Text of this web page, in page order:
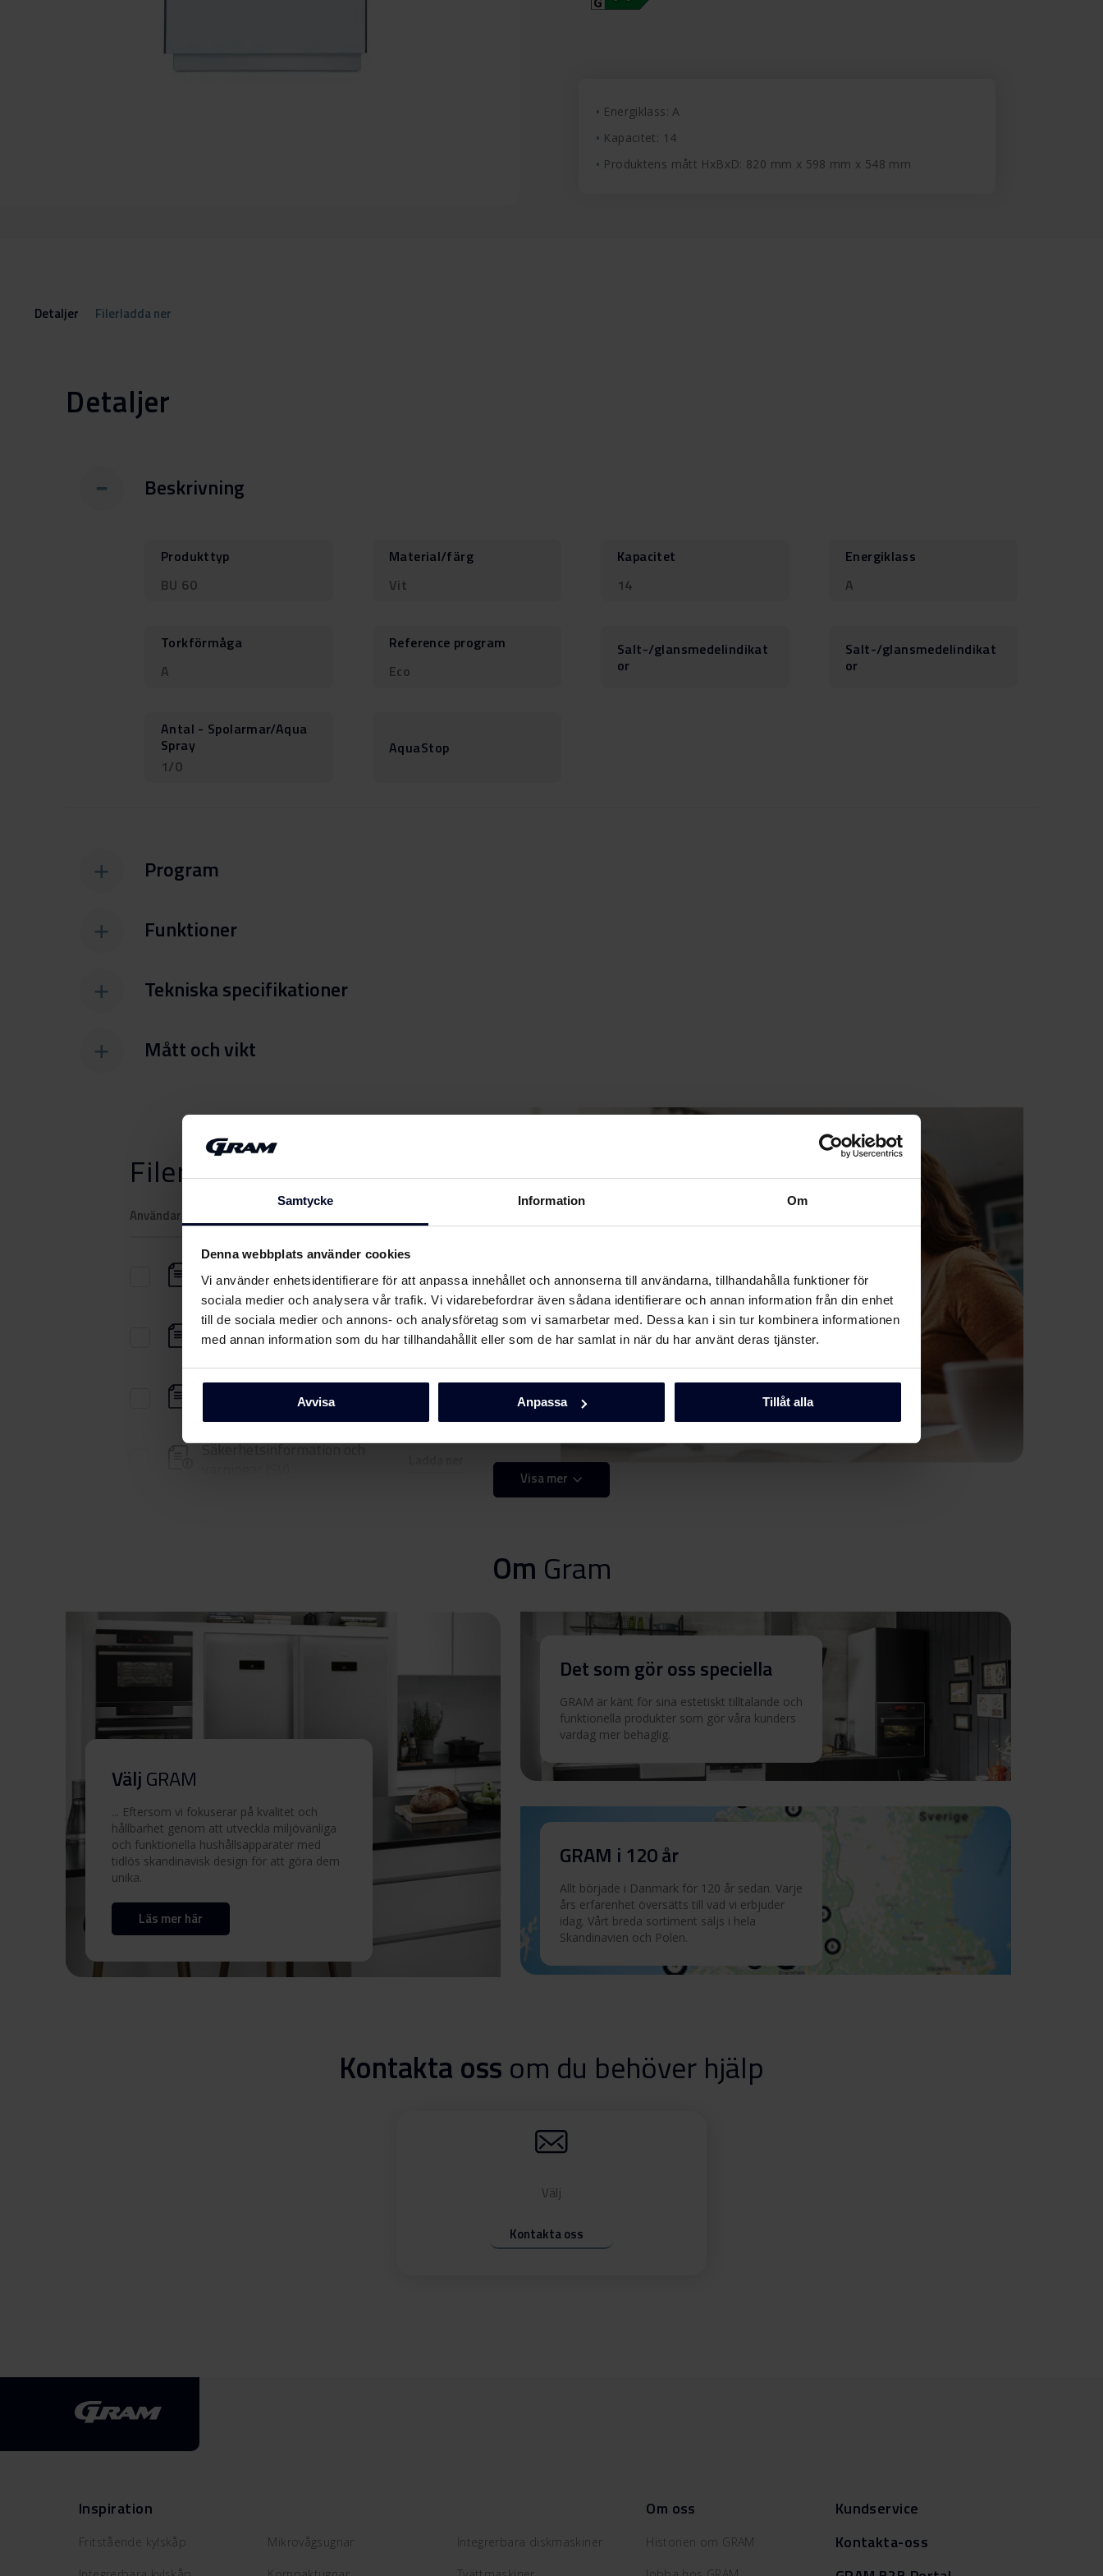
Samtycke Information Om
Denna webbplats använder cookies
Vi använder enhetsidentifierare för att anpassa innehållet och annonserna till användarna, tillhandahålla funktioner för
sociala medier och analysera vår trafik. Vi vidarebefordrar även sådana identifierare och annan information från din enhet
till de sociala medier och annons- och analysföretag som vi samarbetar med. Dessa kan i sin tur kombinera informationen
med annan information som du har tillhandahållit eller som de har samlat in när du har använt deras tjänster.
Avvisa Anpassa Tillåt alla
Energiklass: A
Kapacitet: 14
Produktens mått HxBxD: 820 mm x 598 mm x 548 mm
Detaljer Filerladda ner
Detaljer
Beskrivning
Produkttyp
BU 60
Material/färg
Vit
Kapacitet
14
Energiklass
A
Torkförmåga
A
Reference program
Eco
Salt-/glansmedelindikat
or
Salt-/glansmedelindikat
or
Antal - Spolarmar/Aqua
Spray
1/0
AquaStop
Program
Funktioner
Tekniska specifikationer
Mått och vikt
Filerladda ner
Användarhandbok
Säkerhetsinformation och
varningar (DK)
Ladda ner
Säkerhetsinformation och
varningar (FI)
Ladda ner
Säkerhetsinformation och
Säkerhetsinformation och
Tekniska ritningar
Ladda ner
Produktbild OMH 60-36 T RF
RF
Visa mer
Om Gram
VäljGRAM
... Eftersom vi fokuserar på kvalitet och
hållbarhet genom att utveckla miljövänliga
och funktionella hushållsapparater med
tidlös skandinavisk design för att göra dem
unika.
Läs mer här
Det som gör oss speciella
GRAM är känt för sina estetiskt tilltalande och
funktionella produkter som gör våra kunders
vardag mer behaglig.
GRAM i 120 år
Allt började i Danmark för 120 år sedan. Varje
års erfarenhet översätts till vad vi erbjuder
idag. Vårt breda sortiment säljs i hela
Skandinavien och Polen.
Kontakta oss om du behöver hjälp
Välj
Kontakta oss
Inspiration
Fritstående kylskåp Mikrovågsugnar Integrerbara diskmaskiner
Om oss
Historien om GRAM
Kundservice
Kontakta-oss